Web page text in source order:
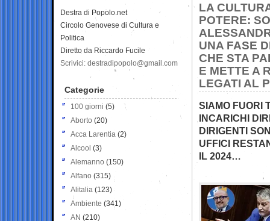
LA
POTERE:
UNA FASE
CHE STA
E METTE A
LEGATI AL
SIAMO FUORI
INCARICHI
DIRIGENTI
UFFICI
IL 2024…
Destra di Popolo.net
Circolo Genovese di Cultura e
Politica
Diretto da Riccardo Fucile
Scrivici: destradipopolo@gmail.com
Categorie
100 giorni (5)
Aborto (20)
Acca Larentia (2)
Alcool (3)
Alemanno (150)
Alfano (315)
Alitalia (123)
Ambiente (341)
AN (210)